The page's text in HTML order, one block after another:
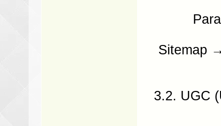
Sitemap
3.2. UGC